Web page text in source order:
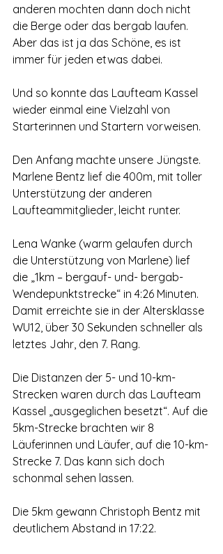
anderen mochten dann doch nicht
die Berge oder das bergab laufen.
Aber das ist ja das Schöne, es ist
immer für jeden etwas dabei.
Und so konnte das Laufteam Kassel
wieder einmal eine Vielzahl von
Starterinnen und Startern vorweisen.
Den Anfang machte unsere Jüngste.
Marlene Bentz lief die 400m, mit toller
Unterstützung der anderen
Laufteammitglieder, leicht runter.
Lena Wanke (warm gelaufen durch
die Unterstützung von Marlene) lief
die „1km – bergauf- und- bergab-
Wendepunktstrecke“ in 4:26 Minuten.
Damit erreichte sie in der Altersklasse
WU12, über 30 Sekunden schneller als
letztes Jahr, den 7. Rang.
Die Distanzen der 5- und 10-km-
Strecken waren durch das Laufteam
Kassel „ausgeglichen besetzt“. Auf die
5km-Strecke brachten wir 8
Läuferinnen und Läufer, auf die 10-km-
Strecke 7. Das kann sich doch
schonmal sehen lassen.
Die 5km gewann Christoph Bentz mit
deutlichem Abstand in 17:22.